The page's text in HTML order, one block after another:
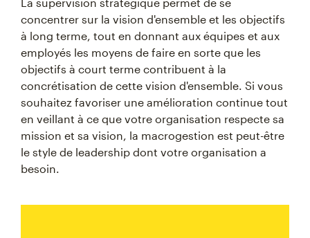
concentrer sur la vision d'ensemble et les objectifs
à long terme, tout en donnant aux équipes et aux
employés les moyens de faire en sorte que les
objectifs à court terme contribuent à la
concrétisation de cette vision d'ensemble. Si vous
souhaitez favoriser une amélioration continue tout
en veillant à ce que votre organisation respecte sa
mission et sa vision, la macrogestion est peut-être
le style de leadership dont votre organisation a
besoin.